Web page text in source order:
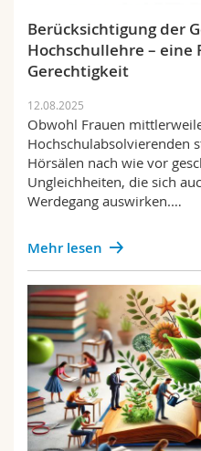
Berücksichtigung der
Hochschullehre –
Gerechtigkeit
12.08.2025
Obwohl Frauen
Hochschulabsolvierenden
Hörsälen nach wie vor
Ungleichheiten, die sich
Werdegang auswirken.…
Mehr lesen